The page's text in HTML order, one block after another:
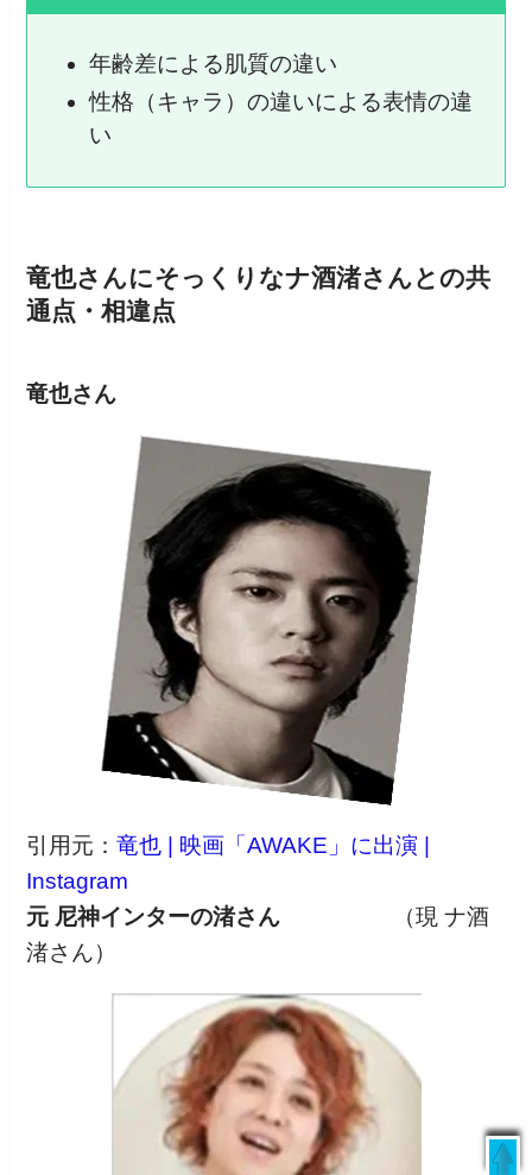
年齢差による肌質の違い
性格（キャラ）の違いによる表情の違
い
竜也さんにそっくりなナ酒渚さんとの共
通点・相違点
竜也さん
引用元：竜也 | 映画「AWAKE」に出演 |
Instagram
元 尼神インターの渚さん （現 ナ酒
渚さん）
livedoor
日本テレビ
ウェザーニュース